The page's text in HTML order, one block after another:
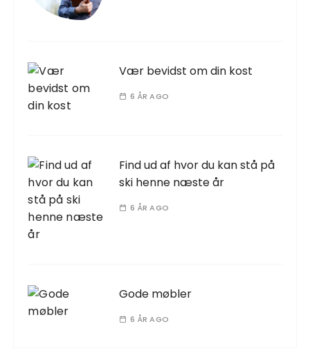
Vær bevidst om din kost
6 ÅR AGO
Find ud af hvor du kan stå på
ski henne næste år
6 ÅR AGO
Gode møbler
6 ÅR AGO